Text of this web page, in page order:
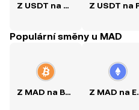
Z USDT na USD
Populární směny u MAD
Z MAD na BTC Z